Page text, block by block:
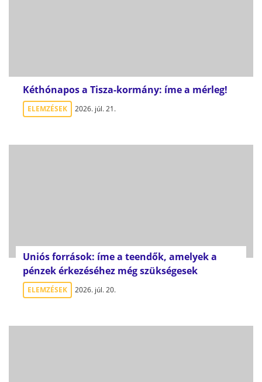
Kéthónapos a Tisza-kormány: íme a mérleg!
ELEMZÉSEK 2026. júl. 21.
Uniós források: íme a teendők, amelyek a
pénzek érkezéséhez még szükségesek
ELEMZÉSEK 2026. júl. 20.